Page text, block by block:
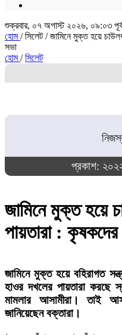
শুক্রবার, ০৭ অগাস্ট ২০২৬, ০৯:০৩
হোম/ সিলেট /জামিনে মুক্ত হয়ে
সভা
হোম/সিলেট
প্রকাশ:
জামিনে মুক্ত হয়ে
পায়তারা :
জামিনে মুক্ত হয়ে বহিরাগত
হাওর দখলের পায়তারা
মামলার আসামীরা। তাই
জানিয়েছেন বক্তারা।